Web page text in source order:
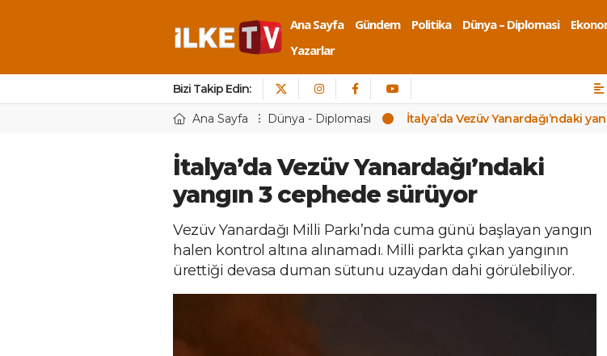
Ana Sayfa Gündem Politika Dünya – Diplomasi
Yazarlar
Bizi Takip Edin:
Ana Sayfa Dünya - Diplomasi İtalya’da Vezüv Yanardağı’ndaki
İtalya’da Vezüv Yanardağı’ndaki
yangın 3 cephede sürüyor
Vezüv Yanardağı Milli Parkı’nda cuma günü başlayan yangın
halen kontrol altına alınamadı. Milli parkta çıkan yangının
ürettiği devasa duman sütunu uzaydan dahi görülebiliyor.